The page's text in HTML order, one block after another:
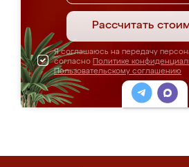
Рассчитать
Я соглашаюсь на передачу
согласно Политике
Пользовательскому соглашению